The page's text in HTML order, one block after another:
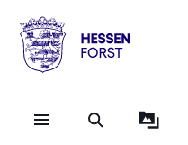
Hessen
Forst